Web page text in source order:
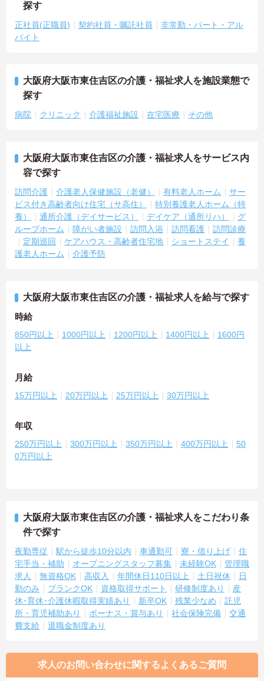
探す
正社員(正職員) 契約社員・嘱託社員
非常勤・パート・アル
バイト
大阪府大阪市東住吉区の介護・福祉求人を施設業態で
探す
病院 クリニック 介護福祉施設 在宅医療 その他
大阪府大阪市東住吉区の介護・福祉求人をサービス内
容で探す
訪問介護 介護老人保健施設（老健） 有料老人ホーム
サー
ビス付き高齢者向け住宅（サ高住）
特別養護老人ホーム（特
養）
通所介護（デイサービス） デイケア（通所リハ）
グ
ループホーム
障がい者施設 訪問入浴 訪問看護
訪問診療
定期巡回
ケアハウス・高齢者住宅地 ショートステイ
養
護老人ホーム
介護予防
大阪府大阪市東住吉区の介護・福祉求人を給与で探す
時給
850円以上 1000円以上 1200円以上 1400円以上
1600円
以上
月給
15万円以上 20万円以上 25万円以上 30万円以上
年収
250万円以上 300万円以上 350万円以上 400万円以上
50
0万円以上
大阪府大阪市東住吉区の介護・福祉求人をこだわり条
件で探す
夜勤専従 駅から徒歩10分以内 車通勤可 寮・借り上げ
住
宅手当・補助
オープニングスタッフ募集 未経験OK
管理職
求人
無資格OK 高収入 年間休日110日以上 土日祝休
日
勤のみ
ブランクOK 資格取得サポート 研修制度あり
産
休･育休･介護休暇取得実績あり
新卒OK 残業少なめ
託児
所・育児補助あり
ボーナス・賞与あり 社会保険完備
交通
費支給
退職金制度あり
求人のお問い合わせに関するよくあるご質問